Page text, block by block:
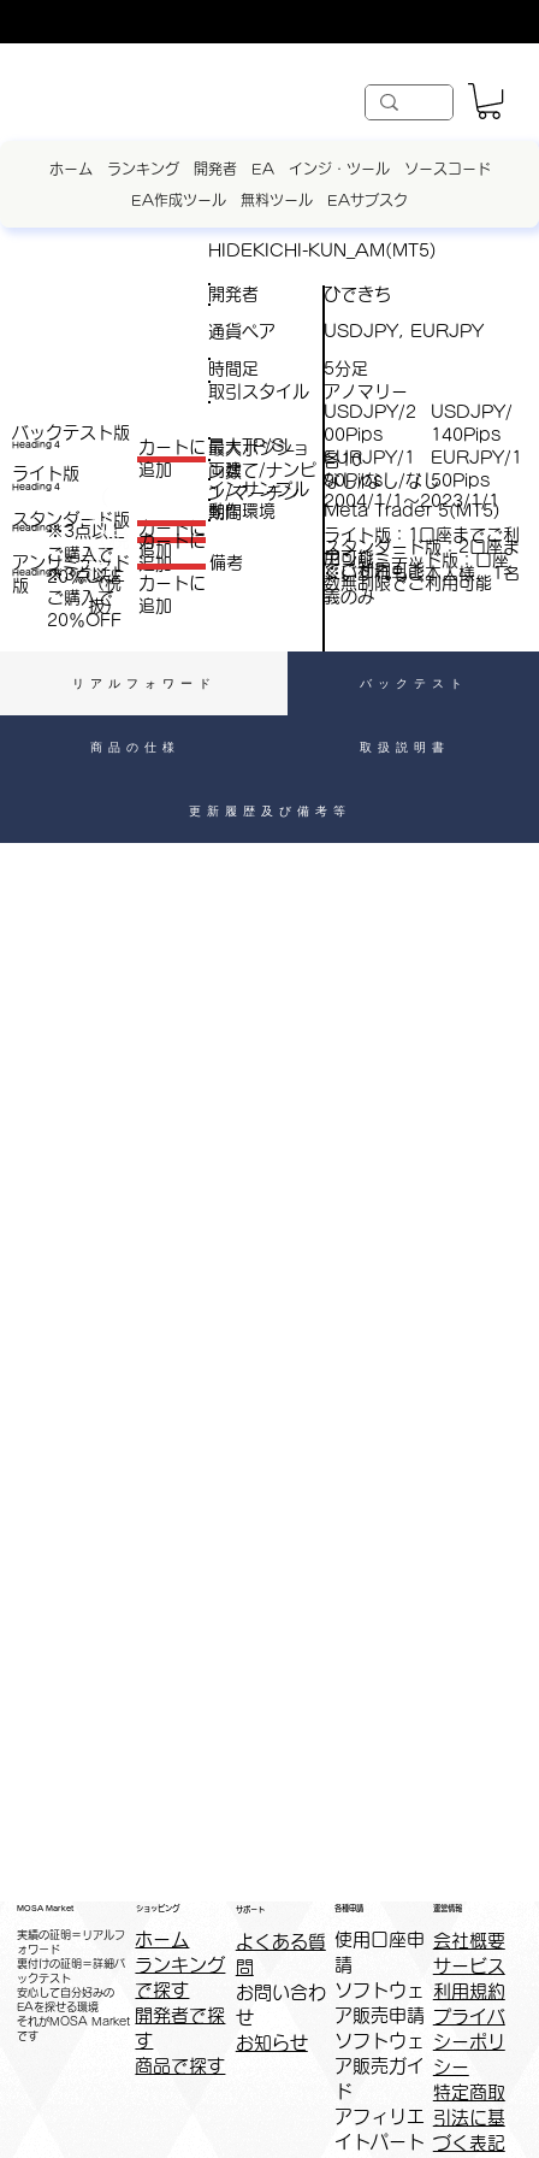
ホーム ランキング 開発者 EA インジ・ツール ソースコード
EA作成ツール 無料ツール EAサブスク
バックテスト版
スタンダード版
アンリミテッド
版
HIDEKICHI-KUN_AM(MT5)
開発者 ひできち
最大ポジショ
ン数
各10
Heading 4
​カートに
追加
税
抜
）
Heading 4
​カートに
追加
Heading 4※3点以上
ご購入で​
20％OFF
（税
抜）
​カートに
追加
Heading 4
（税
抜）
※3点以上
ご購入で​
20％OFF
​カートに
追加
ライト版
通貨ペア USDJPY, EURJPY
取引スタイル アノマリー
最大TP/SL
USDJPY/2
00Pips
EURJPY/1
90Pips
/
USDJPY/
140Pips
EURJPY/1
50Pips
両建て/ナンピ
ン/マーチン
なし/なし/なし
インサンプル
期間
2004/1/1～2023/1/1
動作環境 Meta Trader 5(MT5)
時間足 5分足
備考
ライト版：1口座までご利
用可能
スタンダード版：2口座ま
でご利用可能
アンリミテッド版：口座
数無制限でご利用可能
※いずれもご本人様、1名
義のみ
リアルフォワード バックテスト
商品の仕様 取扱説明書
更新履歴及び備考等
MOSA Market
実績の証明＝リアルフ
ォワード
裏付けの証明＝詳細バ
ックテスト
安心して自分好みの
EAを探せる環境
​それがMOSA Market
です
ショッピング
ホーム
ランキング
で探す
開発者で探
す
商品で探す
サポート
よくある質
問
お問い合わ
せ
お知らせ
各種申請
​使用口座申
請
ソフトウェ
ア販売申請
ソフトウェ
ア販売ガイ
ド
アフィリエ
イトパート
運営情報
会社概要
サービス
利用規約
プライバ
シーポリ
シー
特定商取
引法に基
づく表記